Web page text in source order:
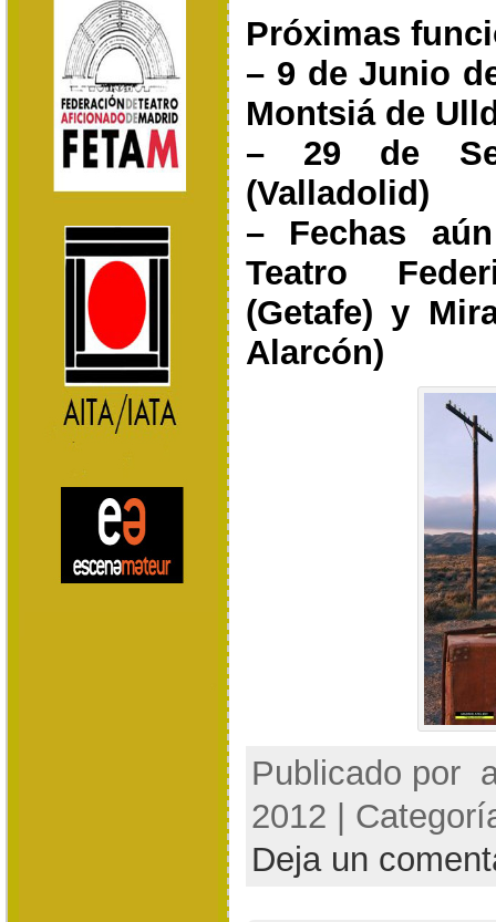
Próximas
– 9 de Junio
Montsiá de
– 29 de
(Valladolid)
– Fechas
Teatro
(Getafe) y
Alarcón)
Publicado por
2012 |
Deja un